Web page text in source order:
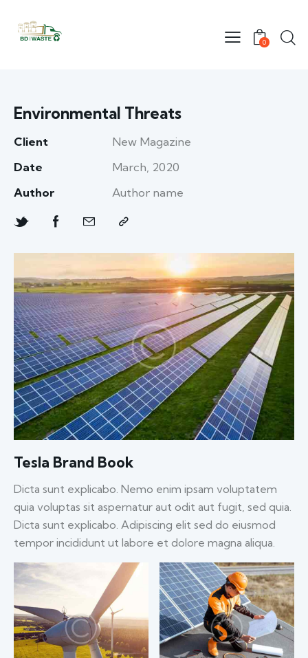
0
Environmental Threats
Client
New Magazine
Date
March, 2020
Author
Author name
Tesla Brand Book
Dicta sunt explicabo. Nemo enim ipsam voluptatem
quia voluptas sit aspernatur aut odit aut fugit, sed quia.
Dicta sunt explicabo. Adipiscing elit sed do eiusmod
tempor incididunt ut labore et dolore magna aliqua.